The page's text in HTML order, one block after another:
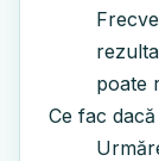
poate
Ce fac